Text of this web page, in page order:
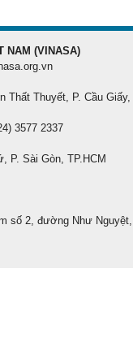
NAM (VINASA)
Thất Thuyết, P. Cầu Giấy,
3577 2337
P. Sài Gòn, TP.HCM
số 2, đường Như